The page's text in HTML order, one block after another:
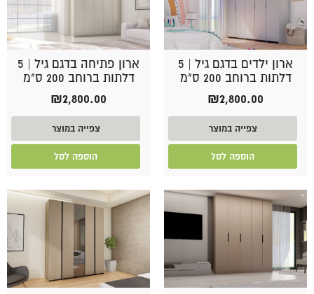
ארון ילדים בדגם גיל | 5
דלתות ברוחב 200 ס"מ
₪2,800.00
צפייה במוצר
הוספה לסל
ארון פתיחה בדגם גיל | 5
דלתות ברוחב 200 ס"מ
₪2,800.00
צפייה במוצר
הוספה לסל